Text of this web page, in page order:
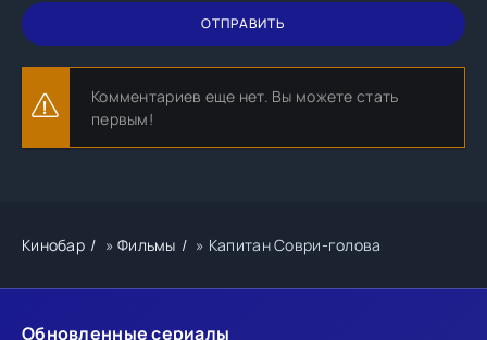
Обновленные сериалы
ОТПРАВИТЬ
Комментариев еще нет. Вы можете стать
первым!
Кинобар »Фильмы » Капитан Соври-голова